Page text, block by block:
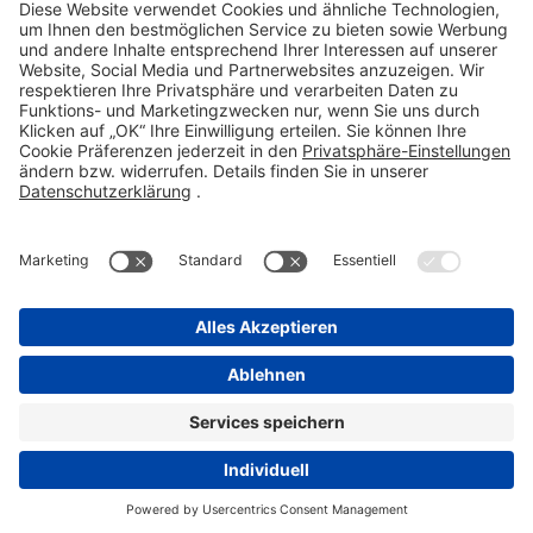
STADA Consumer Health &
STADAPHARM GmbH
Stadastraße 2-18
61118 Bad Vilbel
Telefon 06101 603-0
Compliance Reporting Portal ⧉
FOLGEN SIE UNS
Pflichtangaben